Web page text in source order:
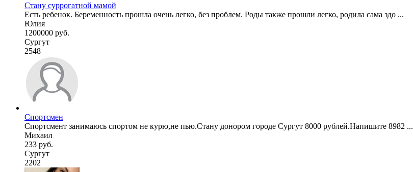
Стану суррогатной мамой
Есть ребенок. Беременность прошла очень легко, без проблем. Роды также прошли легко, родила сама здо ...
Юлия
1200000 руб.
Сургут
2548
Спортсмен
Спортсмент занимаюсь спортом не курю,не пью.Стану донором городе Сургут 8000 рублей.Напишите 8982 ...
Михаил
233 руб.
Сургут
2202